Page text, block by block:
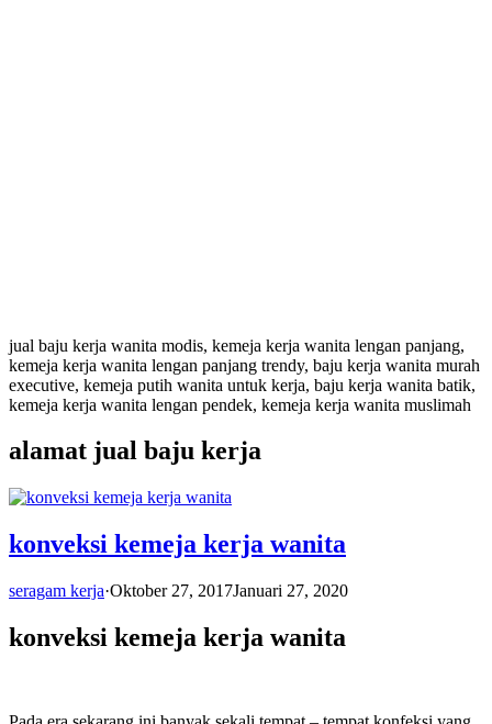
jual baju kerja wanita modis, kemeja kerja wanita lengan panjang,
kemeja kerja wanita lengan panjang trendy, baju kerja wanita murah
executive, kemeja putih wanita untuk kerja, baju kerja wanita batik,
kemeja kerja wanita lengan pendek, kemeja kerja wanita muslimah
alamat jual baju kerja
konveksi kemeja kerja wanita
seragam kerja·Oktober 27, 2017Januari 27, 2020
konveksi kemeja kerja wanita